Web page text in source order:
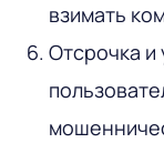
взимать
Отсрочка